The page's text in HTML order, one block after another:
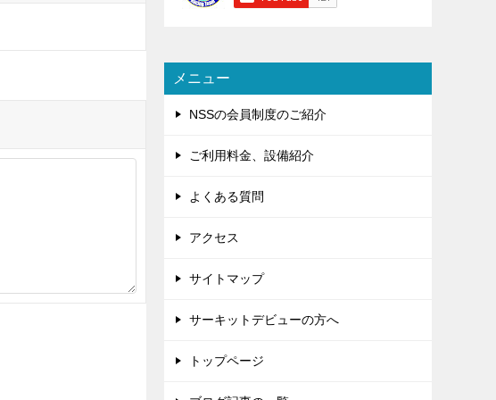
メニュー
NSSの会員制度のご紹介
ご利用料金、設備紹介
よくある質問
アクセス
サイトマップ
サーキットデビューの方へ
トップページ